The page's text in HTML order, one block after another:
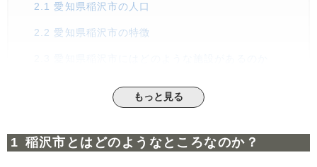
2.1 愛知県稲沢市の人口
2.2 愛知県稲沢市の特徴
物流センターができる！？
稲沢市の魅力とは！？
3.2教育施設が豊富にある
もっと見る
稲沢市とはどのようなところなのか？